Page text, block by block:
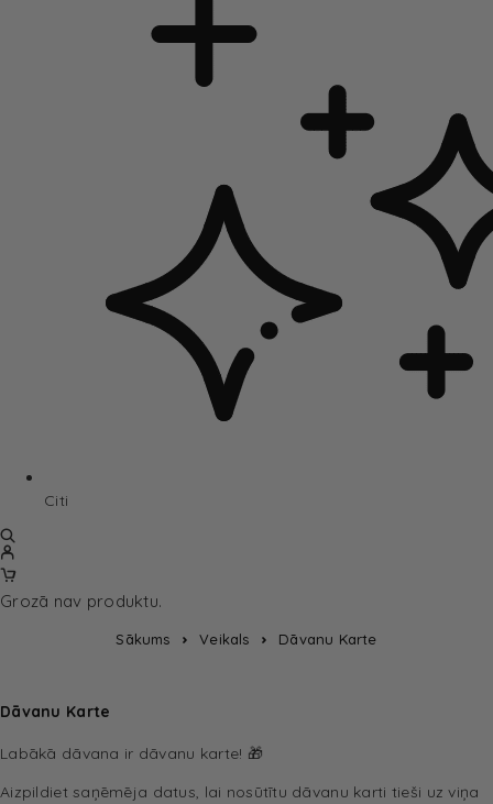
Citi
Grozā nav produktu.
Sākums Veikals Dāvanu Karte
Dāvanu Karte
Labākā dāvana ir dāvanu karte! 🎁
Aizpildiet saņēmēja datus, lai nosūtītu dāvanu karti tieši uz viņa